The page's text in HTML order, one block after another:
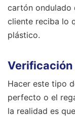
cartón ondulado
cliente reciba lo
plástico.
Verificación
Hacer este tipo
perfecto o el
la realidad es